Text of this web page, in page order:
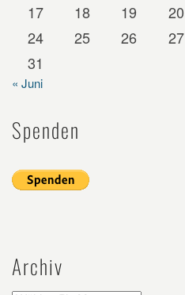
17
18 19 20
24
25 26 27
31
« Juni
Spenden
Archiv